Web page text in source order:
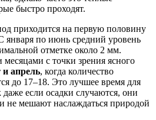
быстро проходят.
приходится на первую половину
января по июнь средний уровень
отметке около 2 мм.
с точки зрения ясного
и апрель, когда количество
до 17–18. Это лучшее время для
если осадки случаются, они
не мешают наслаждаться природой